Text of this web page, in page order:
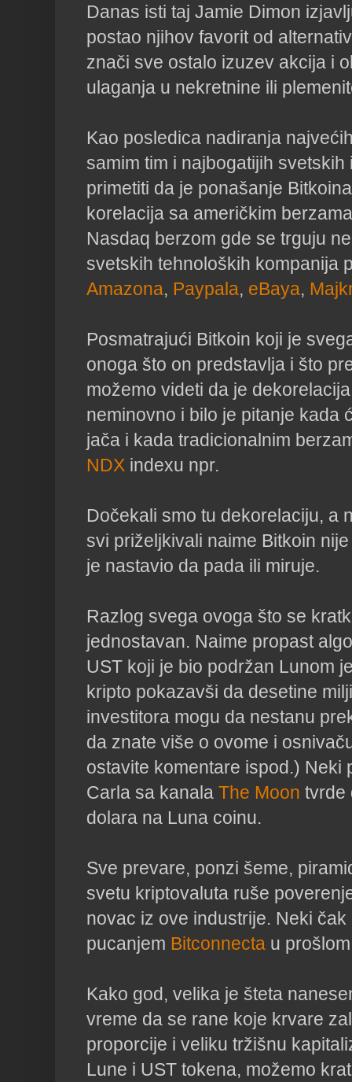
Danas isti taj Jamie Dimon
postao njihov favorit od
znači sve ostalo izuzev akcija i
ulaganja u nekretnine ili
Kao posledica nadiranja
samim tim i najbogatijih
primetiti da je ponašanje
korelacija sa američkim
Nasdaq berzom gde se trguju
svetskih tehnoloških kompanija
Amazona, Paypala, eBaya,
Posmatrajući Bitkoin koji je
onoga što on predstavlja i što
možemo videti da je
neminovno i bilo je pitanje kada
jača i kada tradicionalnim
NDX indexu npr.
Dočekali smo tu dekorelaciju, a
svi priželjkivali naime Bitkoin
je nastavio da pada ili miruje.
Razlog svega ovoga što se
jednostavan. Naime propast
UST koji je bio podržan Lunom
kripto pokazavši da desetine
investitora mogu da nestanu
da znate više o ovome i
ostavite komentare ispod.) Neki
Carla sa kanala The Moon tvrde
dolara na Luna coinu.
Sve prevare, ponzi šeme,
svetu kriptovaluta ruše
novac iz ove industrije. Neki
pucanjem Bitconnecta u
Kako god, velika je šteta
vreme da se rane koje krvare
proporcije i veliku tržišnu
Lune i UST tokena, možemo